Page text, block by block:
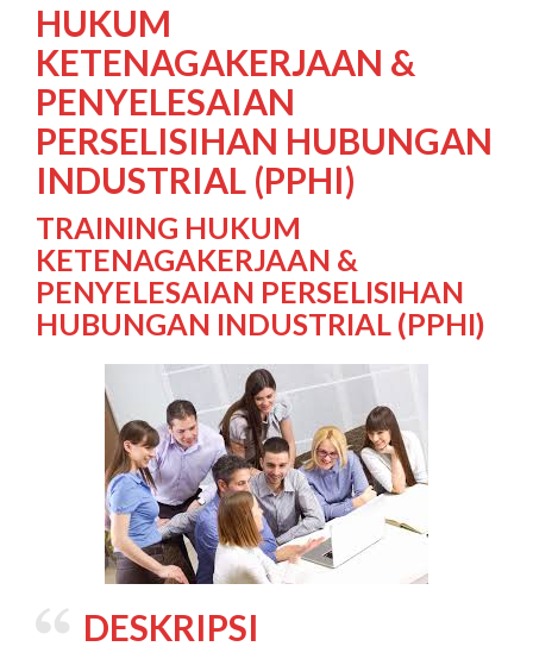
HUKUM
KETENAGAKERJAAN &
PENYELESAIAN
PERSELISIHAN HUBUNGAN
INDUSTRIAL (PPHI)
TRAINING HUKUM
KETENAGAKERJAAN &
PENYELESAIAN PERSELISIHAN
HUBUNGAN INDUSTRIAL (PPHI)
DESKRIPSI